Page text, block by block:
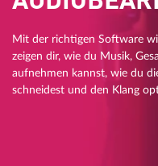
Mit der richtigen Software
zeigen dir, wie du Musik,
aufnehmen kannst, wie du
schneidest und den Klang